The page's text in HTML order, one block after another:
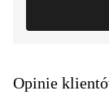
Opinie